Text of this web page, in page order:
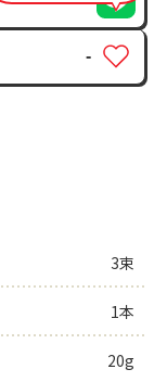
-
3束
1本
20g